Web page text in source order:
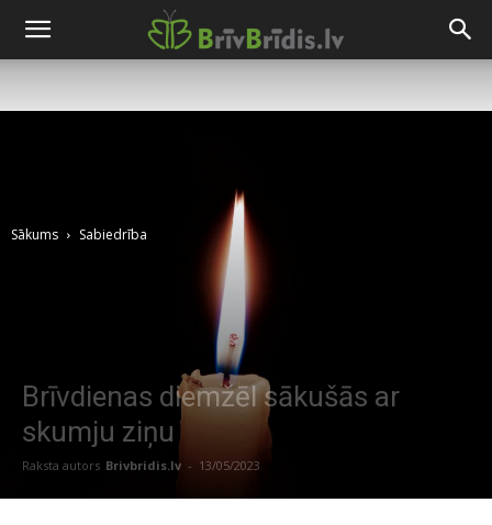
Sākums Sabiedrība
Brīvdienas diemžēl sākušās ar
skumju ziņu
Raksta autors Brivbridis.lv - 13/05/2023
Photo byAnjo AntonyonUnsplash